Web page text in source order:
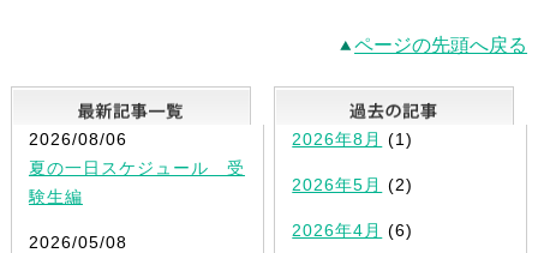
ページの先頭へ戻る
最新記事一覧
2026/08/06
夏の一日スケジュール 受
験生編
2026/05/08
2026年8月 (1)
2026年5月 (2)
2026年4月 (6)